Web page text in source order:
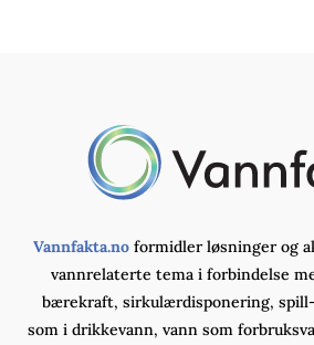
Vannfakta.noformidler løsninger og
vannrelaterte tema i forbindelse
bærekraft, sirkulærdisponering,
som i drikkevann, vann som